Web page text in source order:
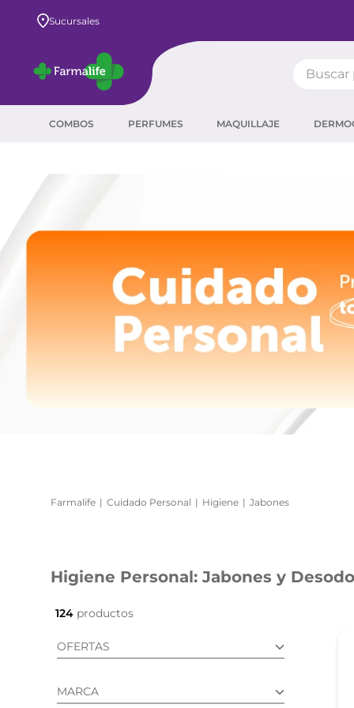
Sucursales Envío
COMBOS PERFUMES MAQUILLAJE
Cuidado Personal Higiene Jabones
Higiene Personal: Jabones y
124
OFERTAS
PROMO 10% OFF (3)
MARCA